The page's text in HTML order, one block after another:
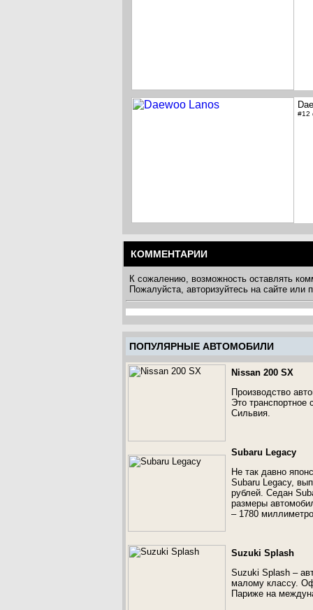
#12
КОММЕНТАРИИ
К сожалению, возможность оставлять
Пожалуйста, авторизуйтесь на сайте
ПОПУЛЯРНЫЕ АВТОМОБИЛИ
Nissan 200 SX
Производство
Это транспортное
Сильвия.
Subaru Legacy
Не так давно
Subaru Legacy,
рублей. Седан
размеры
– 1780
Suzuki Splash
Suzuki Splash –
малому классу.
Париже на